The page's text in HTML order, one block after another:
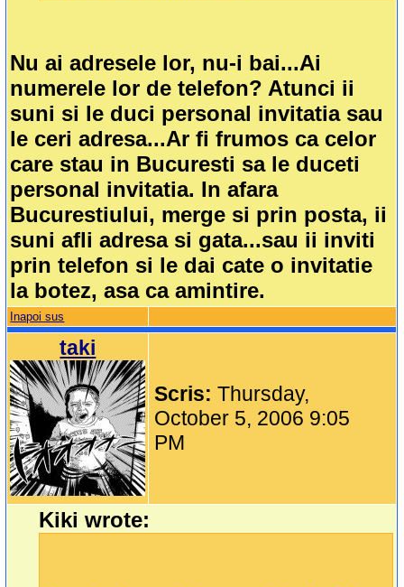
Nu ai adresele lor, nu-i bai...Ai
numerele lor de telefon? Atunci ii
suni si le duci personal invitatia sau
le ceri adresa...Ar fi frumos ca celor
care stau in Bucuresti sa le duceti
personal invitatia. In afara
Bucurestiului, merge si prin posta, ii
suni afli adresa si gata...sau ii inviti
prin telefon si le dai cate o invitatie
la botez, asa ca amintire.
Inapoi sus
taki
Scris:Thursday,
October 5, 2006 9:05
PM
Kiki wrote: